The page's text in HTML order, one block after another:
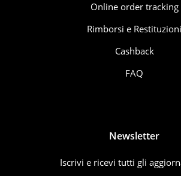
Online order tracking
Rimborsi e Restituzioni
Cashback
FAQ
Newsletter
Iscrivi e ricevi tutti gli